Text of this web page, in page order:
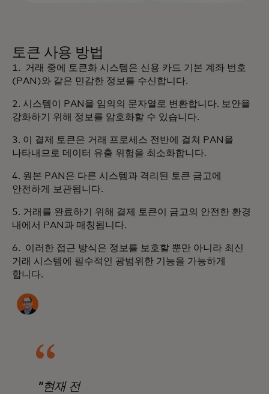
토큰 사용 방법
1. 거래 중에 토큰화 시스템은 신용 카드 기본 계좌 번호
(PAN)와 같은 민감한 정보를 수신합니다.
2. 시스템이 PAN을 임의의 문자열로 변환합니다. 보안을
강화하기 위해 정보를 암호화할 수 있습니다.
3. 이 결제 토큰은 거래 프로세스 전반에 걸쳐 PAN을
나타내므로 데이터 유출 위험을 최소화합니다.
4. 원본 PAN은 다른 시스템과 격리된 토큰 금고에
안전하게 보관됩니다.
5. 거래를 완료하기 위해 결제 토큰이 금고의 안전한 환경
내에서 PAN과 매칭됩니다.
6. 이러한 접근 방식은 정보를 보호할 뿐만 아니라 최신
거래 시스템에 필수적인 광범위한 기능을 가능하게
합니다.
"현재 전